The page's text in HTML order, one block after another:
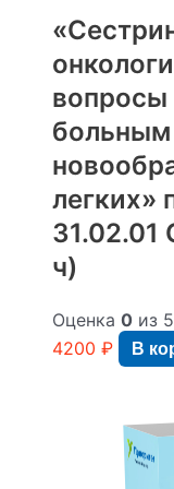
вопросы
больным
легких»
31.02.01
ч)
Оценка 0 из 5
4200 ₽ В